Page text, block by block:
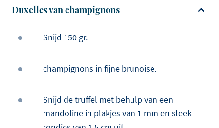
Duxelles van champignons
Snijd 150 gr.
champignons in fijne brunoise.
Snijd de truffel met behulp van een
mandoline in plakjes van 1 mm en steek